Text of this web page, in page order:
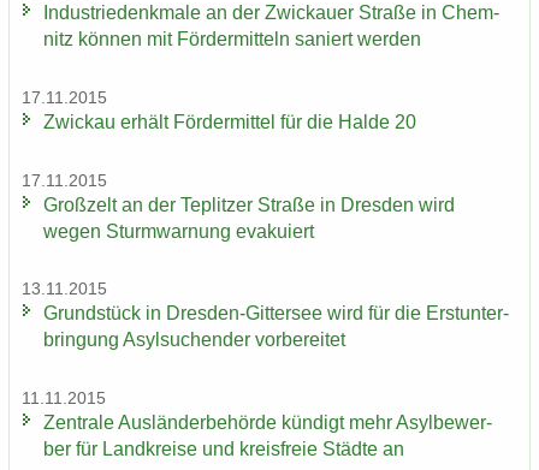
In­dus­trie­denk­ma­le an der Zwi­ckau­er Stra­ße in Chem­
nitz kön­nen mit För­der­mit­teln sa­niert wer­den
17.11.2015
Zwi­ckau er­hält För­der­mit­tel für die Halde 20
17.11.2015
Groß­zelt an der Te­plit­zer Stra­ße in Dres­den wird
wegen Sturm­war­nung eva­ku­iert
13.11.2015
Grund­stück in Dresden-​Gittersee wird für die Erst­un­ter­
brin­gung Asyl­su­chen­der vor­be­rei­tet
11.11.2015
Zen­tra­le Aus­län­der­be­hör­de kün­digt mehr Asyl­be­wer­
ber für Land­krei­se und kreis­freie Städ­te an